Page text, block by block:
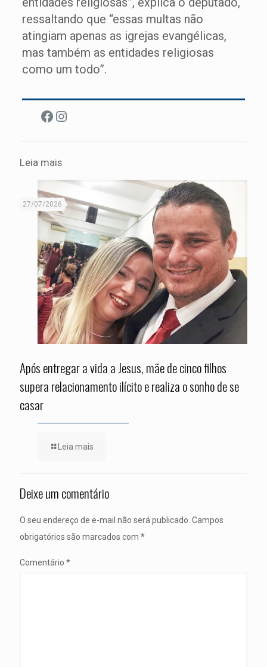
ressaltando que “essas multas não
atingiam apenas as igrejas evangélicas,
mas também as entidades religiosas
como um todo”.
Facebook
Instagram
Leia mais
27/07/2026
Após entregar a vida a Jesus, mãe de cinco filhos
supera relacionamento ilícito e realiza o sonho de se
casar
Leia mais
Deixe um comentário
O seu endereço de e-mail não será publicado. Campos
obrigatórios são marcados com *
Comentário *